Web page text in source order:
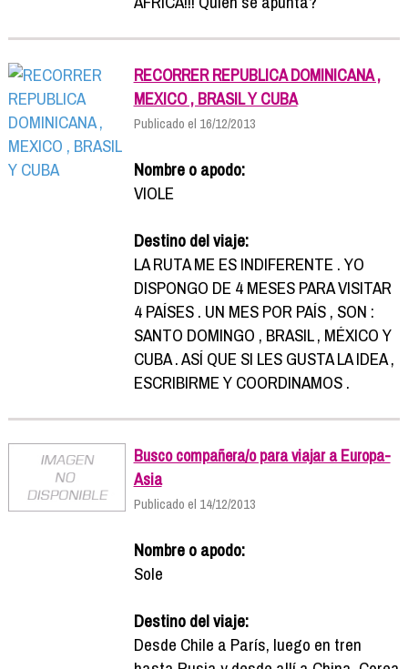
RECORRER REPUBLICA DOMINICANA ,
MEXICO , BRASIL Y CUBA
Publicado el 16/12/2013
Nombre o apodo:
VIOLE
Destino del viaje:
LA RUTA ME ES INDIFERENTE . YO
DISPONGO DE 4 MESES PARA VISITAR
4 PAÍSES . UN MES POR PAÍS , SON :
SANTO DOMINGO , BRASIL , MÉXICO Y
CUBA . ASÍ QUE SI LES GUSTA LA IDEA ,
ESCRIBIRME Y COORDINAMOS .
Busco compañera/o para viajar a Europa-
Asia
Publicado el 14/12/2013
Nombre o apodo:
Sole
Destino del viaje:
Desde Chile a París, luego en tren